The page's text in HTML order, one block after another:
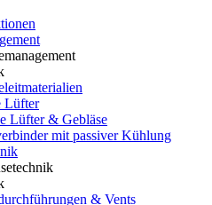
Lüfter
Lüfter & Gebläse
mit passiver Kühlung
& Vents